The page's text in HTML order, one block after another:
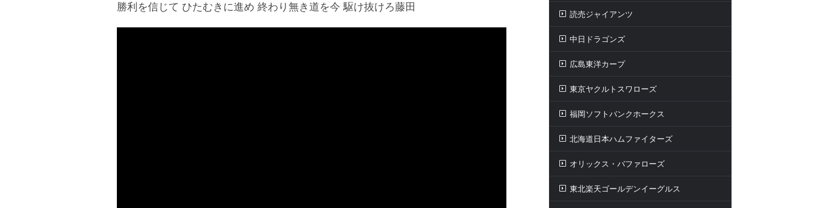
勝利を信じて ひたむきに進め 終わり無き道を今 駆け抜けろ藤田
読売ジャイアンツ
中日ドラゴンズ
広島東洋カープ
東京ヤクルトスワローズ
福岡ソフトバンクホークス
北海道日本ハムファイターズ
オリックス・バファローズ
東北楽天ゴールデンイーグルス